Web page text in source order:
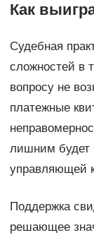
Как
Судебная
сложностей в
вопросу не
платежные
лишним будет
управляющей
Поддержка
решающее